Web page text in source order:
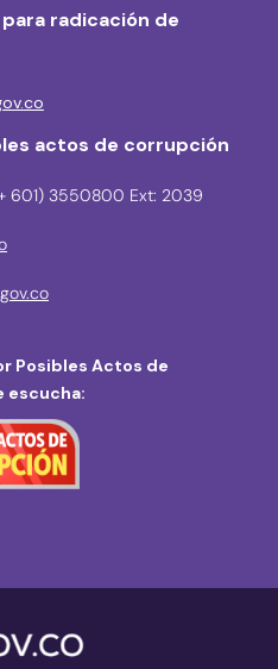
radicación de
actos de corrupción
601) 3550800 Ext: 2039
Posibles Actos de
escucha: